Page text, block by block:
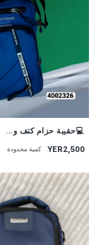
💻حقيبة حزام كتف و...
YER2,500 كمية محدودة